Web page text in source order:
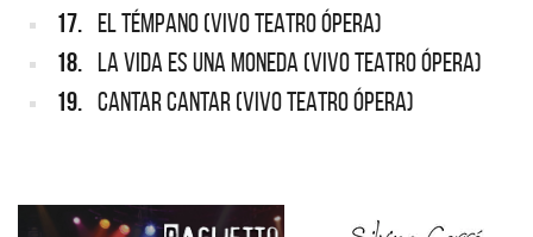
17. EL TÉMPANO (VIVO TEATRO ÓPERA)
18. LA VIDA ES UNA MONEDA (VIVO TEATRO ÓPERA)
19. CANTAR CANTAR (VIVO TEATRO ÓPERA)